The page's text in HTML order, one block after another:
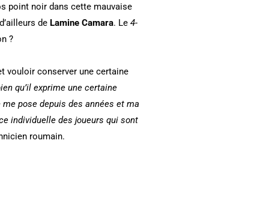
point noir dans cette mauvaise
de Lamine Camara. Le 4-
?
vouloir conserver une certaine
qu’il exprime une certaine
pose depuis des années et ma
individuelle des joueurs qui sont
roumain.